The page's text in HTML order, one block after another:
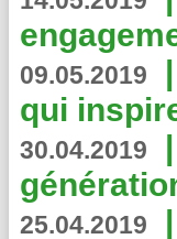
09.05.2019 |
qui
30.04.2019 |
25.04.2019 |